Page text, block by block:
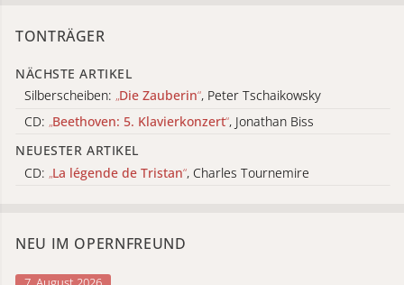
TONTRÄGER
NÄCHSTE ARTIKEL
Silberscheiben: „Die Zauberin“, Peter Tschaikowsky
CD: „Beethoven: 5. Klavierkonzert“, Jonathan Biss
NEUESTER ARTIKEL
CD: „La légende de Tristan“, Charles Tournemire
NEU IM OPERNFREUND